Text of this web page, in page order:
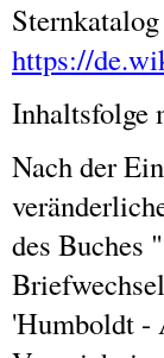
https://
Inhaltsfolge
Nach der
des Buches
'Humboldt -